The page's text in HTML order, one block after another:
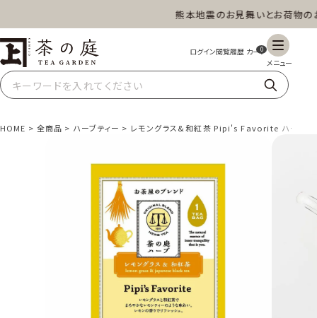
熊本地震のお見舞いとお荷物のお
茶の庭オンラインショップ 0
HOME 全商品 ハーブティー レモングラス&和紅茶 Pipi's Favorite ハーブティ